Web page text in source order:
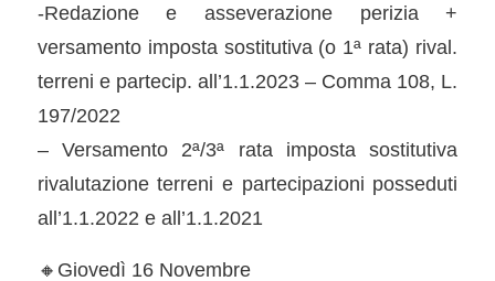
-Redazione e asseverazione perizia +
versamento imposta sostitutiva (o 1ª rata) rival.
terreni e partecip. all’1.1.2023 – Comma 108, L.
197/2022
– Versamento 2ª/3ª rata imposta sostitutiva
rivalutazione terreni e partecipazioni posseduti
all’1.1.2022 e all’1.1.2021
🔸Giovedì 16 Novembre